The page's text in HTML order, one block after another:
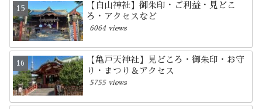
【白山神社】御朱印・ご利益・見どこ
ろ・アクセスなど
6064 views
【亀戸天神社】見どころ・御朱印・お守
り・まつり＆アクセス
5755 views